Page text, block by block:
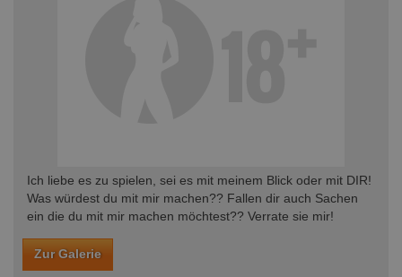
Ich liebe es zu spielen, sei es mit meinem Blick oder mit DIR!
Was würdest du mit mir machen?? Fallen dir auch Sachen
ein die du mit mir machen möchtest?? Verrate sie mir!
Zur Galerie